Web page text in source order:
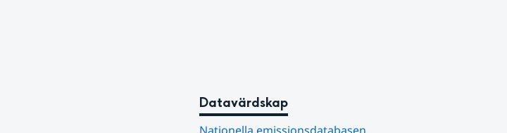
Datavärdskap